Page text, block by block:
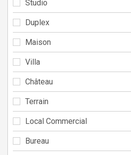
Studio
Duplex
Maison
Villa
Château
Terrain
Local Commercial
Bureau